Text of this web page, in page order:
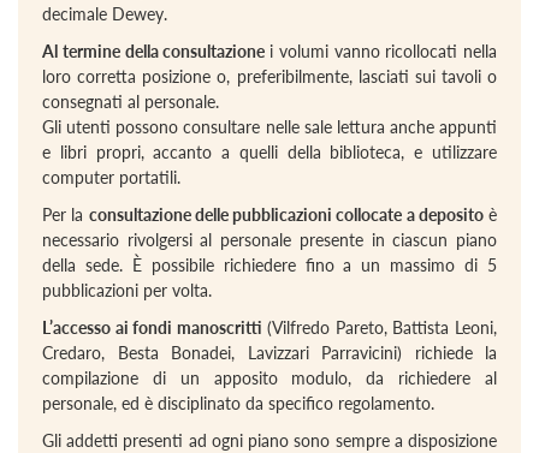
decimale Dewey.
Al termine della consultazione i volumi vanno ricollocati nella
loro corretta posizione o, preferibilmente, lasciati sui tavoli o
consegnati al personale.
Gli utenti possono consultare nelle sale lettura anche appunti
e libri propri, accanto a quelli della biblioteca, e utilizzare
computer portatili.
Per la consultazione delle pubblicazioni collocate a depositoè
necessario rivolgersi al personale presente in ciascun piano
della sede. È possibile richiedere fino a un massimo di 5
pubblicazioni per volta.
L’accesso ai fondi manoscritti (Vilfredo Pareto, Battista Leoni,
Credaro, Besta Bonadei, Lavizzari Parravicini) richiede la
compilazione di un apposito modulo, da richiedere al
personale, ed è disciplinato da specifico regolamento.
Gli addetti presenti ad ogni piano sono sempre a disposizione